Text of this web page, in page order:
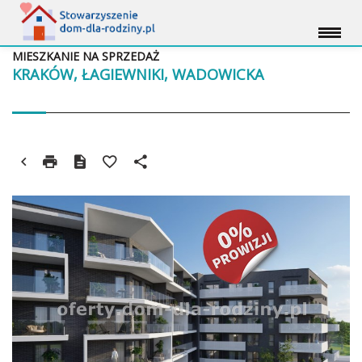
KRAKÓW, ŁAGIEWNIKI, WADOWICKA
MIESZKANIE NA SPRZEDAŻ